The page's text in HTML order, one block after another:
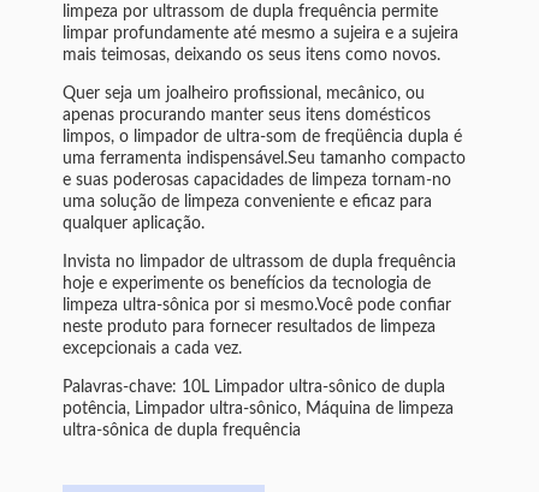
limpeza por ultrassom de dupla frequência permite
limpar profundamente até mesmo a sujeira e a sujeira
mais teimosas, deixando os seus itens como novos.
Quer seja um joalheiro profissional, mecânico, ou
apenas procurando manter seus itens domésticos
limpos, o limpador de ultra-som de freqüência dupla é
uma ferramenta indispensável.Seu tamanho compacto
e suas poderosas capacidades de limpeza tornam-no
uma solução de limpeza conveniente e eficaz para
qualquer aplicação.
Invista no limpador de ultrassom de dupla frequência
hoje e experimente os benefícios da tecnologia de
limpeza ultra-sônica por si mesmo.Você pode confiar
neste produto para fornecer resultados de limpeza
excepcionais a cada vez.
Palavras-chave: 10L Limpador ultra-sônico de dupla
potência, Limpador ultra-sônico, Máquina de limpeza
ultra-sônica de dupla frequência